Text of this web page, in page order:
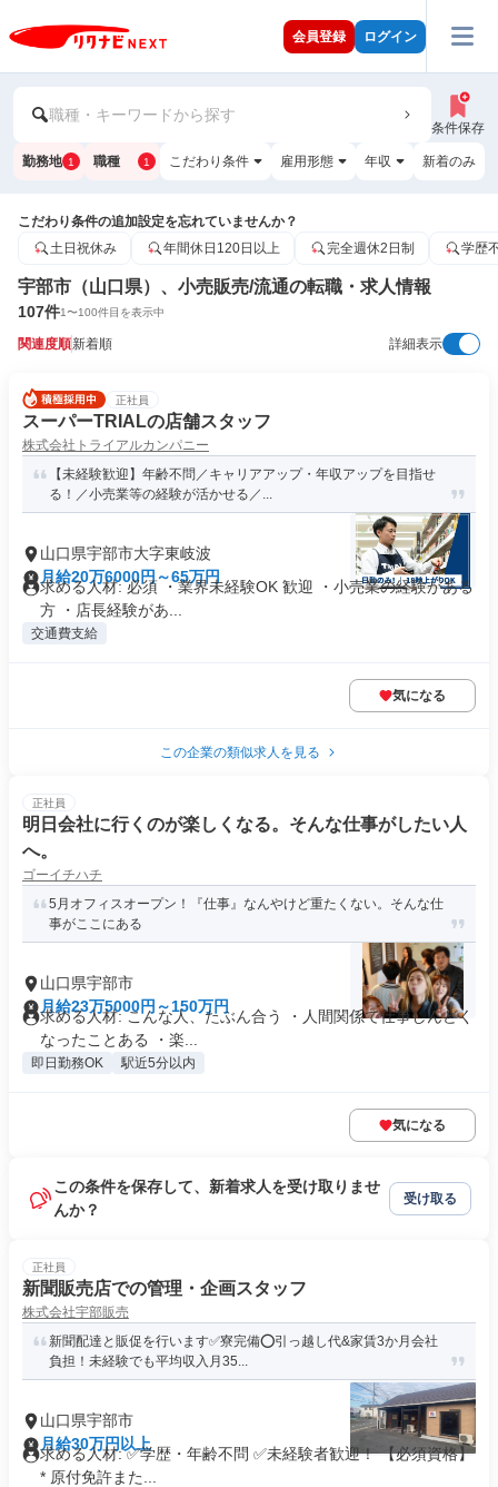
会員登録 ログイン
職種・キーワードから探す
条件保存
勤務地 1 職種 1 こだわり条件 雇用形態 年収 新着のみ
こだわり条件の追加設定を忘れていませんか？
土日祝休み
年間休日120日以上 完全週休2日制 学歴
宇部市（山口県）、小売販売/流通の転職・求人情報
107件1〜100件目を表示中
関連度順新着順 詳細表示
正社員
スーパーTRIALの店舗スタッフ
株式会社トライアルカンパニー
【未経験歓迎】年齢不問／キャリアアップ・年収アップを目指せ
る！／小売業等の経験が活かせる／...
山口県宇部市大字東岐波
月給20万6000円～65万円
求める人材: 必須 ・業界未経験OK 歓迎 ・小売業の経験がある
方 ・店長経験があ...
交通費支給
気になる
この企業の類似求人を見る
正社員
明日会社に行くのが楽しくなる。そんな仕事がしたい人
へ。
ゴーイチハチ
5月オフィスオープン！『仕事』なんやけど重たくない。そんな仕
事がここにある
山口県宇部市
月給23万5000円～150万円
求める人材: こんな人、たぶん合う ・人間関係で仕事しんどく
なったことある ・楽...
即日勤務OK 駅近5分以内
気になる
この条件を保存して、新着求人を受け取りませ
んか？
受け取る
正社員
新聞販売店での管理・企画スタッフ
株式会社宇部販売
新聞配達と販促を行います✅寮完備⭕引っ越し代&家賃3か月会社
負担！未経験でも平均収入月35...
山口県宇部市
月給30万円以上
求める人材: ✅学歴・年齢不問 ✅未経験者歓迎！ 【必須資格】
* 原付免許また...